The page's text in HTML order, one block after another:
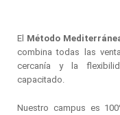
El Método
combina todas las
cercanía y la
capacitado.
Nuestro campus es